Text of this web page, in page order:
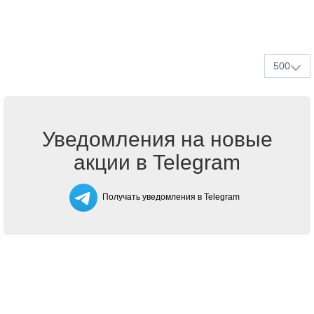
500
Уведомления на новые
акции в Telegram
Получать уведомления в Telegram